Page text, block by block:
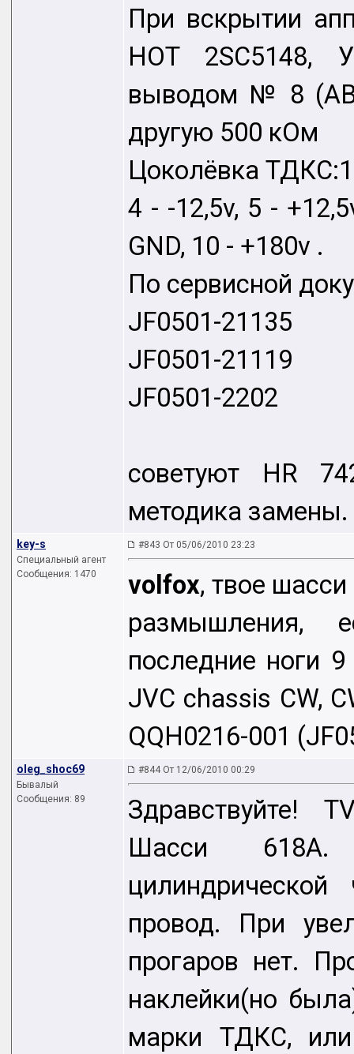
При вскрытии
HOT
выводом № 8
другую 500 кОм
Цоколёвка
4 - -12,5v, 5 -
GND, 10 - +180v .
По сервисной
JF0501-21135
JF0501-21119
JF0501-2202
советуют HR
методика замены.
key-s
Специальный агент
Сообщения: 1470
#843 От 05/06/2010 23:23
volfox, твое
размышления,
последние ноги
JVC chassis CW,
QQH0216-001
oleg_shoc69
Бывалый
Сообщения: 89
#844 От 12/06/2010 00:29
Здравствуйте!
Шасси 618A.
провод. При
прогаров нет.
наклейки(но
марки ТДКС,